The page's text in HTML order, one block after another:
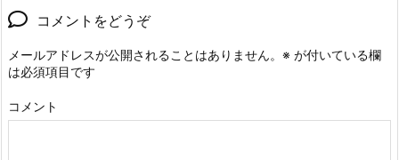
コメントをどうぞ
メールアドレスが公開されることはありません。 ※ が付いている欄
は必須項目です
コメント